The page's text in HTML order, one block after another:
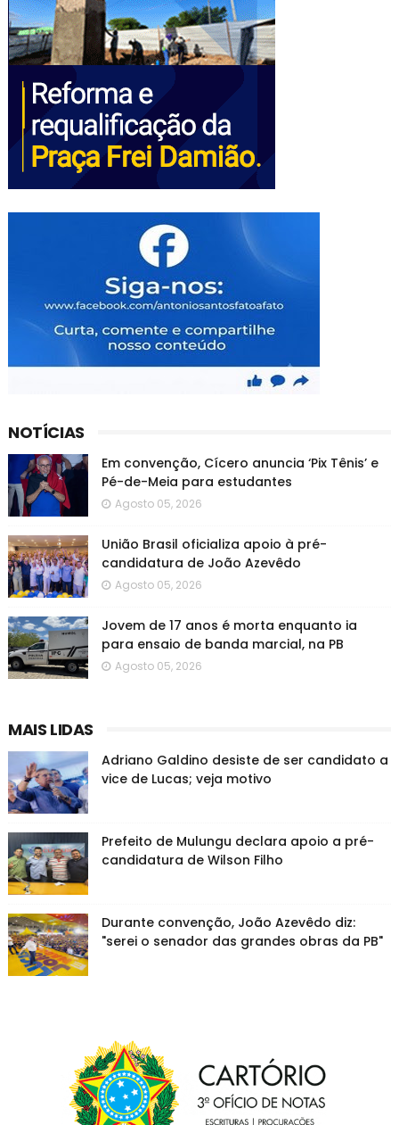
NOTÍCIAS
Em convenção, Cícero anuncia ‘Pix Tênis’ e
Pé-de-Meia para estudantes
Agosto 05, 2026
União Brasil oficializa apoio à pré-
candidatura de João Azevêdo
Agosto 05, 2026
Jovem de 17 anos é morta enquanto ia
para ensaio de banda marcial, na PB
Agosto 05, 2026
MAIS LIDAS
Adriano Galdino desiste de ser candidato a
vice de Lucas; veja motivo
Prefeito de Mulungu declara apoio a pré-
candidatura de Wilson Filho
Durante convenção, João Azevêdo diz:
"serei o senador das grandes obras da PB"